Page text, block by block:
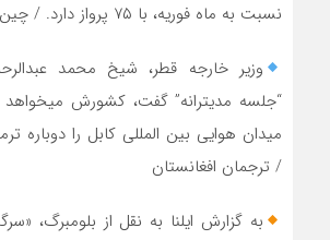
نسبت به ماه فوریه، با ۷۵ پرواز دارد. / چین نگار
وزیر خارجه قطر، شیخ محمد
“جلسه مدیترانه” گفت، کشورش میخواهد
میدان هوایی بین المللی کابل را دوباره
/ ترجمان افغانستان
به گزارش ایلنا به نقل از بلومبرگ،